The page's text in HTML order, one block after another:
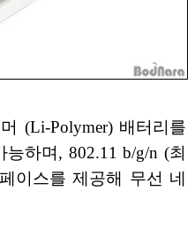
(Li-Polymer) 배터리를
하며, 802.11 b/g/n (최
이스를 제공해 무선 네